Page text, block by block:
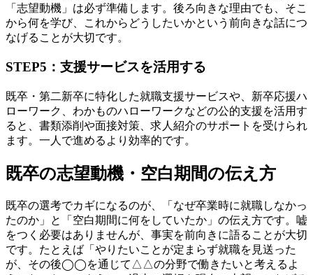
「志望動機」は必ず準備します。後ろ向きな理由でも、そこ
から何を学び、これからどうしたいかという前向きな話につ
なげることが大切です。
STEP5：支援サービスを活用する
既卒・第二新卒に特化した就職支援サービスや、新卒応援ハ
ローワーク、わかものハローワークなどの公的支援を活用す
ると、書類添削や面接対策、求人紹介のサポートを受けられ
ます。一人で進めるより効率的です。
既卒の志望動機・空白期間の伝え方
既卒の選考でカギになるのが、「なぜ卒業時に就職しなかっ
たのか」と「空白期間に何をしていたか」の伝え方です。嘘
をつく必要はありませんが、事実を前向きに語ることが大切
です。たとえば「やりたいことが定まらず就職を見送った
が、その後◯◯を通じて△△の分野で働きたいと考えるよ